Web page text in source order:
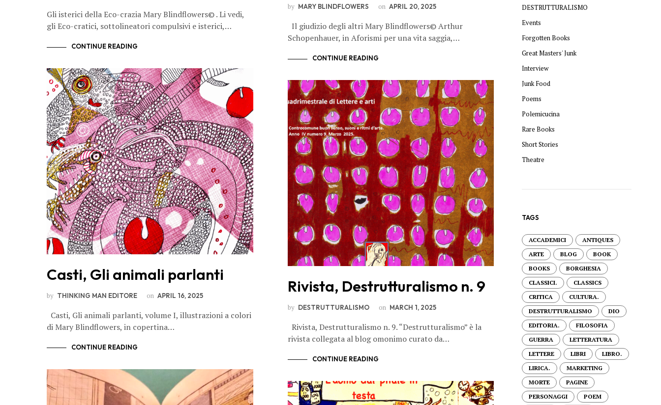
Gli isterici della Eco-crazia Mary Blindflowers© . Li vedi,
gli Eco-cratici, sottolineatori compulsivi e isterici,…
CONTINUE READING
Casti, Gli animali parlanti
by THINKING MAN EDITORE on APRIL 16, 2025
Casti, Gli animali parlanti, volume I, illustrazioni a colori
di Mary Blindflowers, in copertina…
CONTINUE READING
by MARY BLINDFLOWERS on APRIL 20, 2025
Il giudizio degli altri Mary Blindflowers© Arthur
Schopenhauer, in Aforismi per una vita saggia,…
CONTINUE READING
Rivista, Destrutturalismo n. 9
by DESTRUTTURALISMO on MARCH 1, 2025
Rivista, Destrutturalismo n. 9. “Destrutturalismo” è la
rivista collegata al blog omonimo curato da…
CONTINUE READING
DESTRUTTURALISMO
Events
Forgotten Books
Great Masters' Junk
Interview
Junk Food
Poems
Polemicucina
Rare Books
Short Stories
Theatre
TAGS
ACCADEMICI
ANTIQUES
ARTE
BLOG
BOOK
BOOKS
BORGHESIA
CLASSICI.
CLASSICS
CRITICA
CULTURA.
DESTRUTTURALISMO
DIO
EDITORIA.
FILOSOFIA
GUERRA
LETTERATURA
LETTERE
LIBRI
LIBRO.
LIRICA.
MARKETING
MORTE
PAGINE
PERSONAGGI
POEM